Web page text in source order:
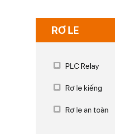
RƠ LE
PLC Relay
Rơ le kiếng
Rơ le an toàn